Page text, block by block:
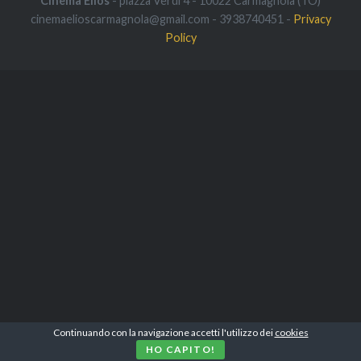
cinemaelioscarmagnola@gmail.com - 3938740451 - Privacy
Policy
Continuando con la navigazione accetti l'utilizzo dei cookies
HO CAPITO!